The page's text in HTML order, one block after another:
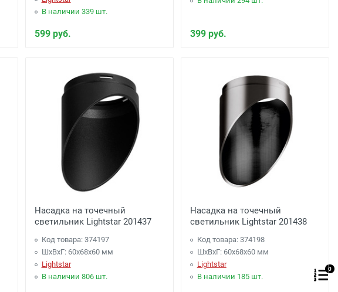
В наличии 339 шт.
599 руб. 399 руб.
Насадка на точечный
светильник Lightstar 201437
Код товара: 374197
ШхВхГ: 60x68x60 мм
Lightstar
В наличии 806 шт.
Насадка на точечный
светильник Lightstar 201438
Код товара: 374198
ШхВхГ: 60x68x60 мм
Lightstar
В наличии 185 шт.
0